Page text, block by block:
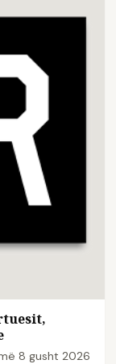
8 gusht 2026